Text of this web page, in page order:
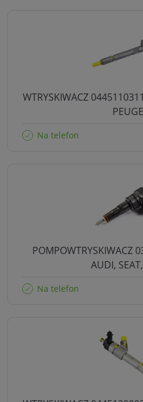
WTRYSKIWACZ
Na telefon
POMPOWTRYSKIWACZ
AUDI,
Na telefon